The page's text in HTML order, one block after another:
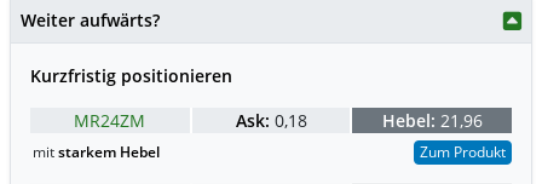
Weiter aufwärts?
Kurzfristig positionieren
MR24ZM
Ask: 0,18 Hebel: 21,96
mitstarkem Hebel Zum Produkt